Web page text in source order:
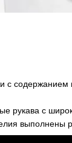
с содержанием
рукава с
выполнены